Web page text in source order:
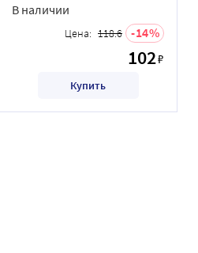
В наличии
Цена: 118.6 14
102₽
Купить